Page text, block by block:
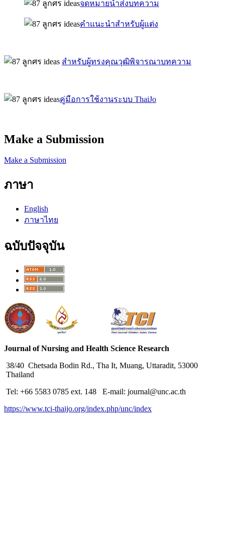
จดหมายนำส่งบทความ
คำแนะนำสำหรับผู้แต่ง
สำหรับผู้ทรงคุณวุฒิพิจารณาบทความ
คู่มือการใช้งานระบบ ThaiJo
Make a Submission
Make a Submission
ภาษา
English
ภาษาไทย
ฉบับปัจจุบัน
Journal of Nursing and Health Science Research
38/40 Chetsada Bodin Rd., Tha It, Muang, Uttaradit, 53000
Thailand
Tel: +66 5583 0785 ext. 148 E-mail: journal@unc.ac.th
https://www.tci-thaijo.org/index.php/unc/index